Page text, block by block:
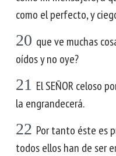
como el perfecto, y
20 que ve muchas
oídos y no oye?
21 El SEÑOR celoso
la engrandecerá.
22 Por tanto éste es
todos ellos han de ser